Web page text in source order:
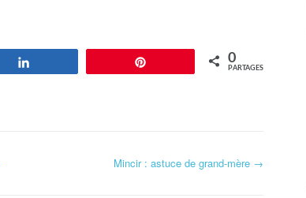
0
PARTAGES
Mincir : astuce de grand-mère →